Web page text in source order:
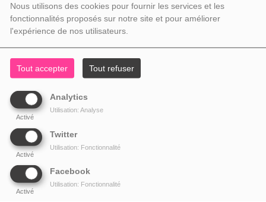
Nous utilisons des cookies pour fournir les services et les
fonctionnalités proposés sur notre site et pour améliorer
l'expérience de nos utilisateurs.
Tout accepter Tout refuser
Analytics
Activé
Utilisation: Analyse
Twitter
Activé
Utilisation: Fonctionnalité
Facebook
Activé
Utilisation: Fonctionnalité